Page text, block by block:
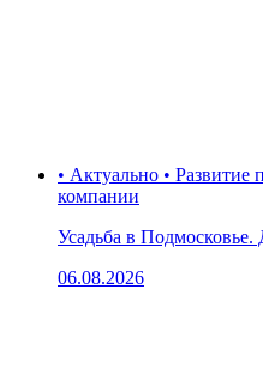
• Актуально • Развитие
компании
Усадьба в
06.08.2026